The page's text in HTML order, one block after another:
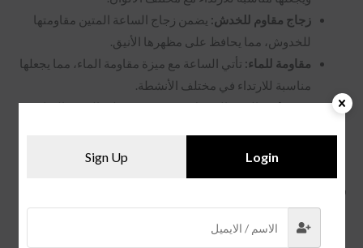
زجاج مقاوم للخدش: يضمن زجاج الساعة المتين مقاومتها
للخدوش، مما يحافظ على مظهرها الأنيق.
مقاومة للماء: تأتي الساعة مع ميزة مقاومة الماء، مما يجعلها
مناسبة للارتداء في مختلف الأنشطة.
سير فاخر:السير الاستيل يضيف و يعبر على القوة والصلابة.
وسهولة استخدامها.
ساعات كارتييه رجالية أخرى:
كارتييه تانك سولو:تتميز بتصميمها البسيط والأنيق.
Login
Sign Up